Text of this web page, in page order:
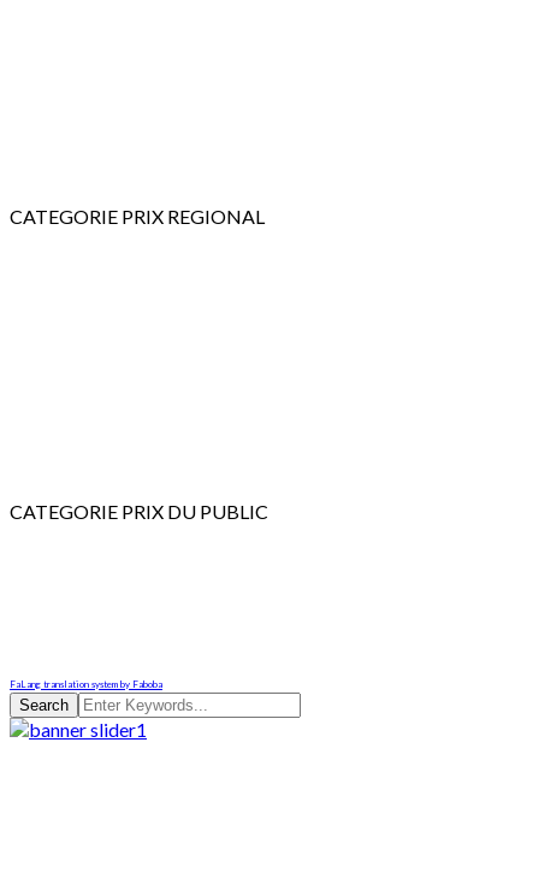
CATEGORIE PRIX REGIONAL
CATEGORIE PRIX DU PUBLIC
FaLang translation system by Faboba
Search